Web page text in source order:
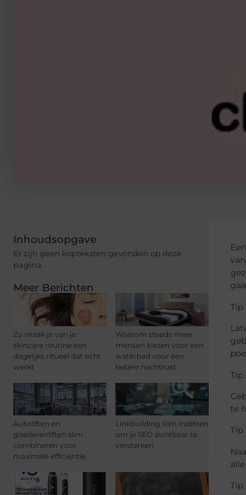
Inhoudsopgave
Er zijn geen kopteksten gevonden op deze
pagina.
Meer Berichten
Zo maak je van je
skincare routine een
dagelijks ritueel dat echt
werkt
Waarom steeds meer
mensen kiezen voor een
waterbed voor een
betere nachtrust
Autoliften en
goederenliften slim
combineren voor
maximale efficiëntie
Linkbuilding slim inzetten
om je SEO zichtbaar te
versterken
Tip
Tip
te
Tip
Tip